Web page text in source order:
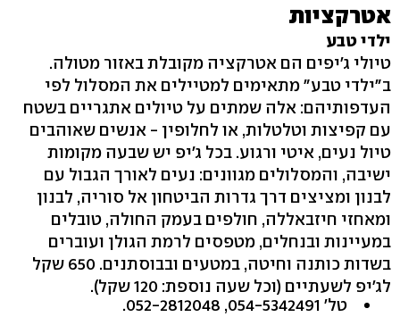
אטרקציות
ילדי טבע
טיולי ג'יפים הם אטרקציה מקובלת באזור מטולה.
ב"ילדי טבע" מתאימים למטיילים את המסלול לפי
העדפותיהם: אלה שמתים על טיולים אתגריים בשטח
עם קפיצות וטלטלות, או לחלופין - אנשים שאוהבים
טיול נעים, איטי ורגוע. בכל ג'יפ יש שבעה מקומות
ישיבה, והמסלולים מגוונים: נעים לאורך הגבול עם
לבנון ומציצים דרך גדרות הביטחון אל סוריה, לבנון
ומאחזי חיזבאללה, חולפים בעמק החולה, טובלים
במעיינות ובנחלים, מטפסים לרמת הגולן ועוברים
בשדות כותנה וחיטה, במטעים ובבוסתנים. 650 שקל
לג'יפ לשעתיים (וכל שעה נוספת: 120 שקל‭.(‬
טל' ‭.052-2812048 ,054-5342491‬